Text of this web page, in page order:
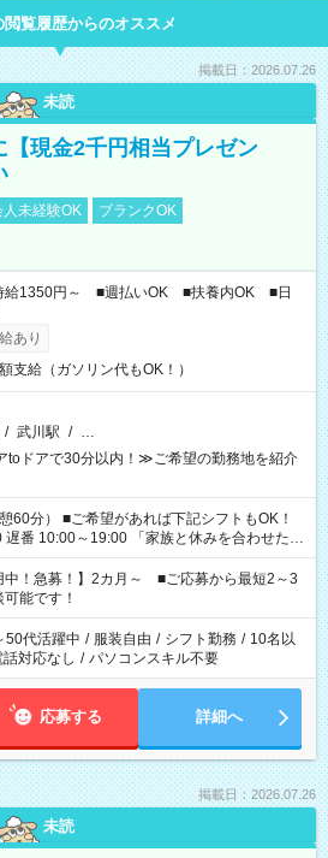
閲覧履歴からのオススメ
掲載日：2026.07.26
未読
現金2千円相当プレゼン
人未経験OK
ブランクOK
給1350円～ ■週払いOK ■扶養内OK ■日
あり
支給（ガソリン代もOK！）
/ 武川駅 / …
toドアで30分以内！≫ご希望の勤務地を紹介
下記シフトもOK！
19:00 「家族と休みを合わせた
て夕飯の準備がしたい」 「できれば残業はし
望を教えてくださいね。 ※Wワーク希望
仕事で希望する勤務時間と、もう1つのお仕事
で週40時間を超える場合は応募できません。
中！急募！】2カ月～ ■ご応募から最短2～3
能です！
50代活躍中 / 服装自由 / シフト勤務 / 10名以
話対応なし / パソコンスキル不要
応募する 詳細へ
掲載日：2026.07.26
未読